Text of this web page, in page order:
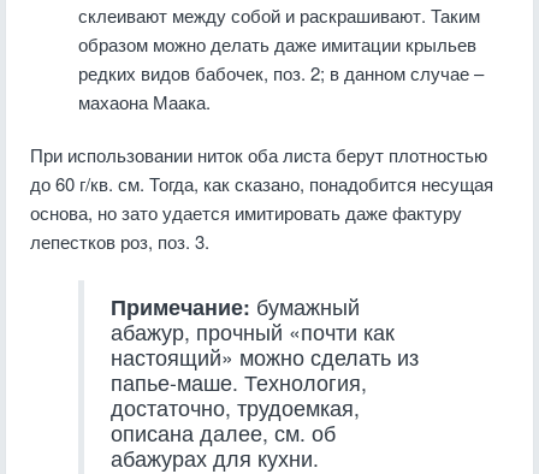
склеивают между собой и раскрашивают. Таким
образом можно делать даже имитации крыльев
редких видов бабочек, поз. 2; в данном случае –
махаона Маака.
При использовании ниток оба листа берут плотностью
до 60 г/кв. см. Тогда, как сказано, понадобится несущая
основа, но зато удается имитировать даже фактуру
лепестков роз, поз. 3.
Примечание: бумажный
абажур, прочный «почти как
настоящий» можно сделать из
папье-маше. Технология,
достаточно, трудоемкая,
описана далее, см. об
абажурах для кухни.